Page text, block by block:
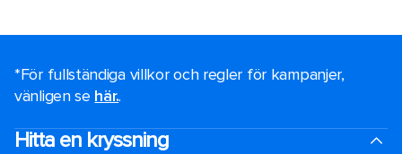
*För fullständiga villkor och regler för kampanjer,
vänligen se här..
Hitta en kryssning